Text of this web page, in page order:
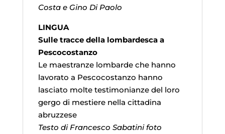
Costa e Gino Di Paolo
LINGUA
Sulle tracce della lombardesca a
Pescocostanzo
Le maestranze lombarde che hanno
lavorato a Pescocostanzo hanno
lasciato molte testimonianze del loro
gergo di mestiere nella cittadina
abruzzese
Testo di Francesco Sabatini foto